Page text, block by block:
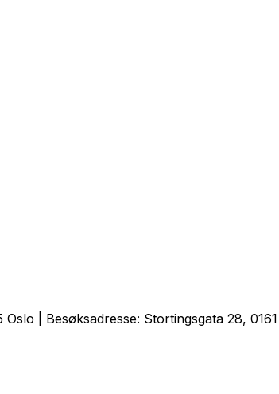
| Besøksadresse: Stortingsgata 28,